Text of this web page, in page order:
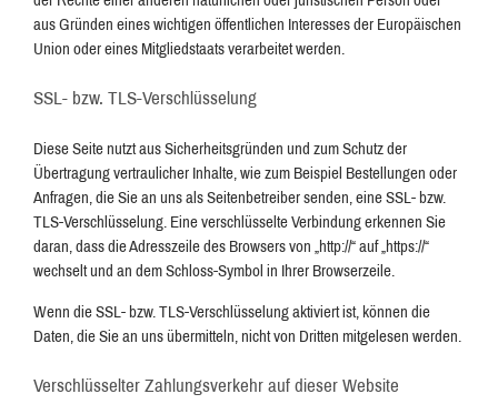
aus Gründen eines wichtigen öffentlichen Interesses der Europäischen
Union oder eines Mitgliedstaats verarbeitet werden.
SSL- bzw. TLS-Verschlüsselung
Diese Seite nutzt aus Sicherheitsgründen und zum Schutz der
Übertragung vertraulicher Inhalte, wie zum Beispiel Bestellungen oder
Anfragen, die Sie an uns als Seitenbetreiber senden, eine SSL- bzw.
TLS-Verschlüsselung. Eine verschlüsselte Verbindung erkennen Sie
daran, dass die Adresszeile des Browsers von „http://“ auf „https://“
wechselt und an dem Schloss-Symbol in Ihrer Browserzeile.
Wenn die SSL- bzw. TLS-Verschlüsselung aktiviert ist, können die
Daten, die Sie an uns übermitteln, nicht von Dritten mitgelesen werden.
Verschlüsselter Zahlungsverkehr auf dieser Website